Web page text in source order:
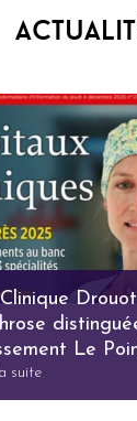
Le
suite